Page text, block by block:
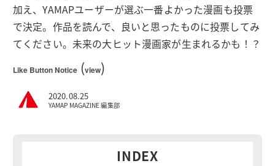
加え、YAMAPユーザーが選ぶ一番よかった漫画も投票
で決定。作品を読んで、良いと思ったものに投票してみ
てください。未来の大ヒット漫画家が生まれるかも！？
Like Button Notice(view)
2020.08.25
YAMAP MAGAZINE 編集部
INDEX